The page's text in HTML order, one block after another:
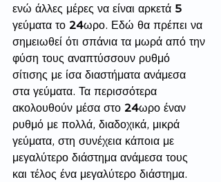
ενώ άλλες μέρες να είναι αρκετά 5
γεύματα το 24ωρο. Εδώ θα πρέπει να
σημειωθεί ότι σπάνια τα μωρά από την
φύση τους αναπτύσσουν ρυθμό
σίτισης με ίσα διαστήματα ανάμεσα
στα γεύματα. Τα περισσότερα
ακολουθούν μέσα στο 24ωρο έναν
ρυθμό με πολλά, διαδοχικά, μικρά
γεύματα, στη συνέχεια κάποια με
μεγαλύτερο διάστημα ανάμεσα τους
και τέλος ένα μεγαλύτερο διάστημα.